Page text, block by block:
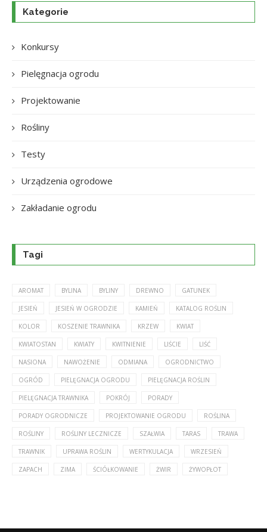
Kategorie
Konkursy
Pielęgnacja ogrodu
Projektowanie
Rośliny
Testy
Urządzenia ogrodowe
Zakładanie ogrodu
Tagi
AROMAT BYLINA BYLINY DREWNO GATUNEK
JESIEŃ JESIEŃ W OGRODZIE KAMIEŃ KATALOG ROŚLIN
KOLOR KOSZENIE TRAWNIKA KRZEW KWIAT
KWIATOSTAN KWIATY KWITNIENIE LIŚCIE LIŚĆ
NASIONA NAWOŻENIE ODMIANA OGRODNICTWO
OGRÓD PIELĘGNACJA OGRODU PIELĘGNACJA ROŚLIN
PIELĘGNACJA TRAWNIKA POKRÓJ PORADY
PORADY OGRODNICZE PROJEKTOWANIE OGRODU ROŚLINA
ROŚLINY ROŚLINY LECZNICZE SZAŁWIA TARAS TRAWA
TRAWNIK UPRAWA ROŚLIN WERTYKULACJA WRZESIEŃ
ZAPACH ZIMA ŚCIÓŁKOWANIE ŻWIR ŻYWOPŁOT